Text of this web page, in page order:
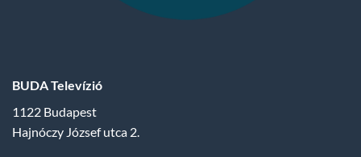
BUDA Televízió
1122 Budapest
Hajnóczy József utca 2.